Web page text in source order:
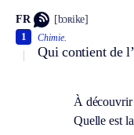
FR [bɔʀike]
Chimie.
Qui contient de
1
À découvrir
Quelle est